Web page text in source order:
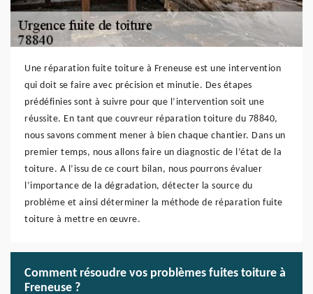
Une réparation fuite toiture à Freneuse est une intervention
qui doit se faire avec précision et minutie. Des étapes
prédéfinies sont à suivre pour que l’intervention soit une
réussite. En tant que couvreur réparation toiture du 78840,
nous savons comment mener à bien chaque chantier. Dans un
premier temps, nous allons faire un diagnostic de l’état de la
toiture. A l’issu de ce court bilan, nous pourrons évaluer
l’importance de la dégradation, détecter la source du
problème et ainsi déterminer la méthode de réparation fuite
toiture à mettre en œuvre.
Comment résoudre vos problèmes fuites toiture à
Freneuse ?